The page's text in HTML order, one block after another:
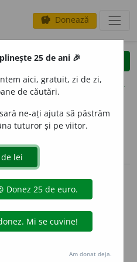
savings Donează
clear
opțiuni
(18)
volume_up
sunt compilate de
Definițiile
pe filadefiniții.
filele pe pagina de
25 de ani 🎉
aici, gratuit, zi de zi,
de căutări.
ne-ați ajuta să păstrăm
tuturor și pe viitor.
Am donat deja.